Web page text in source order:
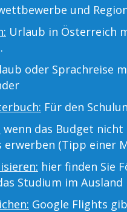
und
Urlaub in Österreich
oder Sprachreise
Für den
wenn das Budget
erwerben (Tipp einer
hier finden Sie
Studium im Ausland
Google Flights